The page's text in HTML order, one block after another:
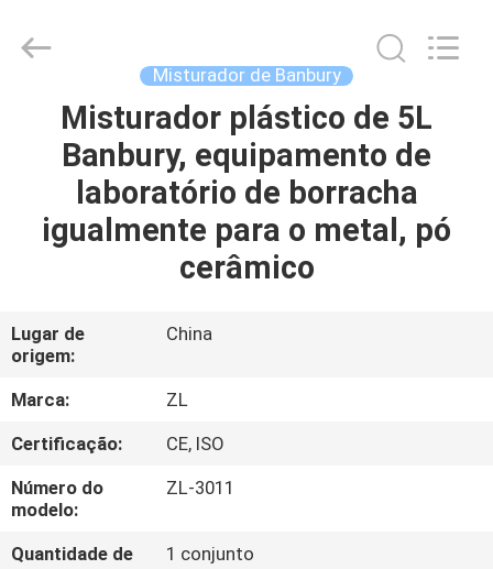
CASA
PRODUTOS
VÍDEOS
SOBRE
NÓS
EXCURSÃO
DA
FÁBRICA
Instrument
Technology
Misturador de Banbury
Misturador plástico de 5L
Banbury, equipamento de
laboratório de borracha
igualmente para o metal, pó
cerâmico
Lugar de
origem:
China
Marca:
ZL
Certificação:
CE, ISO
Número do
modelo:
ZL-3011
Quantidade de
1 conjunto